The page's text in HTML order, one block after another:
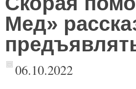
Мед»
06.10.2022